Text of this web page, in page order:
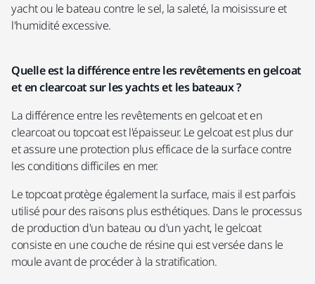
Postal Code
Business Area
Number of Employees
yacht ou le bateau contre le sel, la saleté, la moisissure et
l'humidité excessive.
Quelle est la différence entre les revêtements en gelcoat
et en clearcoat sur les yachts et les bateaux ?
La différence entre les revêtements en gelcoat et en
clearcoat ou topcoat est l'épaisseur. Le gelcoat est plus dur
et assure une protection plus efficace de la surface contre
les conditions difficiles en mer.
Le topcoat protège également la surface, mais il est parfois
utilisé pour des raisons plus esthétiques. Dans le processus
de production d'un bateau ou d'un yacht, le gelcoat
consiste en une couche de résine qui est versée dans le
moule avant de procéder à la stratification.